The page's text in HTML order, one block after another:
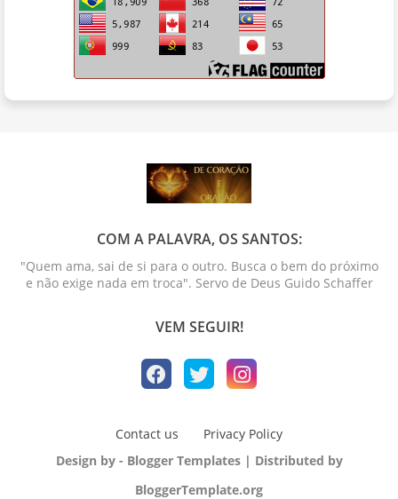
COM A PALAVRA, OS SANTOS:
"Quem ama, sai de si para o outro. Busca o bem do próximo
e não exige nada em troca". Servo de Deus Guido Schaffer
VEM SEGUIR!
Contact us
Privacy Policy
Design by - Blogger Templates | Distributed by
BloggerTemplate.org